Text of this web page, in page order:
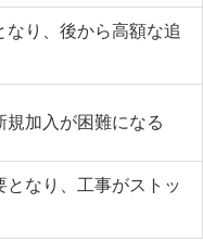
なり、後から高額な追
規加入が困難になる
なり、工事がストッ